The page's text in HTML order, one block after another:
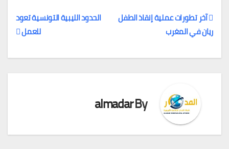
تصفّح
المقالات
الحدود الليبية التونسية تعود
للعمل
آخر تطورات عملية إنقاذ الطفل
ريان في المغرب
By
almadar